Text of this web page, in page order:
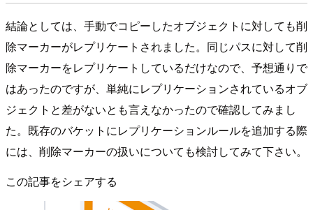
結論としては、手動でコピーしたオブジェクトに対しても削
除マーカーがレプリケートされました。同じパスに対して削
除マーカーをレプリケートしているだけなので、予想通りで
はあったのですが、単純にレプリケーションされているオブ
ジェクトと差がないとも言えなかったので確認してみまし
た。既存のバケットにレプリケーションルールを追加する際
には、削除マーカーの扱いについても検討してみて下さい。
この記事をシェアする